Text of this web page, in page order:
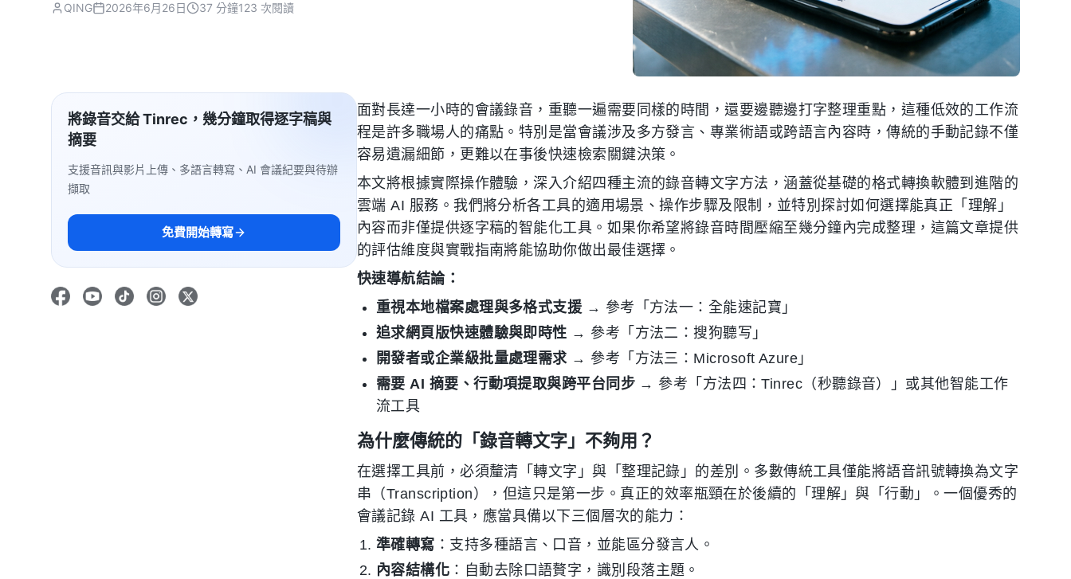
QING 2026年6月26日 37 分鐘123 次閱讀
將錄音交給 Tinrec，幾分鐘取得逐字稿與
摘要
支援音訊與影片上傳、多語言轉寫、AI 會議紀要與待辦
擷取
免費開始轉寫
面對長達一小時的會議錄音，重聽一遍需要同樣的時間，還要邊聽邊打字整理重點，這種低效的工作流
程是許多職場人的痛點。特別是當會議涉及多方發言、專業術語或跨語言內容時，傳統的手動記錄不僅
容易遺漏細節，更難以在事後快速檢索關鍵決策。
本文將根據實際操作體驗，深入介紹四種主流的錄音轉文字方法，涵蓋從基礎的格式轉換軟體到進階的
雲端 AI 服務。我們將分析各工具的適用場景、操作步驟及限制，並特別探討如何選擇能真正「理解」
內容而非僅提供逐字稿的智能化工具。如果你希望將錄音時間壓縮至幾分鐘內完成整理，這篇文章提供
的評估維度與實戰指南將能協助你做出最佳選擇。
快速導航結論：
重視本地檔案處理與多格式支援 → 參考「方法一：全能速記寶」
追求網頁版快速體驗與即時性 → 參考「方法二：搜狗聽写」
開發者或企業級批量處理需求→ 參考「方法三：Microsoft Azure」
需要 AI 摘要、行動項提取與跨平台同步 → 參考「方法四：Tinrec（秒聽錄音）」或其他智能工作
流工具
為什麼傳統的「錄音轉文字」不夠用？
在選擇工具前，必須釐清「轉文字」與「整理記錄」的差別。多數傳統工具僅能將語音訊號轉換為文字
串（Transcription），但這只是第一步。真正的效率瓶頸在於後續的「理解」與「行動」。一個優秀的
會議記錄 AI 工具，應當具備以下三個層次的能力：
準確轉寫 ：支持多種語言、口音，並能區分發言人。
內容結構化 ：自動去除口語贅字，識別段落主題。